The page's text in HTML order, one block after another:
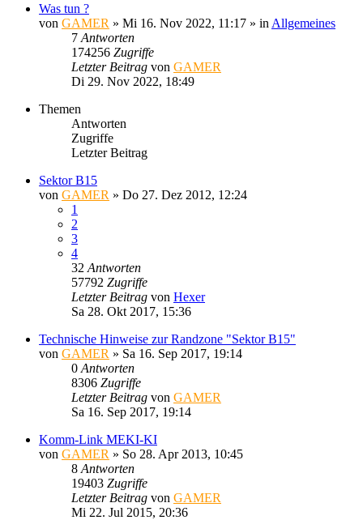
Was tun ?
von GAMER » Mi 16. Nov 2022, 11:17 » in Allgemeines
7 Antworten
174256 Zugriffe
Letzter Beitrag von GAMER
Di 29. Nov 2022, 18:49
Themen
Antworten
Zugriffe
Letzter Beitrag
Sektor B15
von GAMER » Do 27. Dez 2012, 12:24
1
2
3
4
32 Antworten
57792 Zugriffe
Letzter Beitrag von Hexer
Sa 28. Okt 2017, 15:36
Technische Hinweise zur Randzone "Sektor B15"
von GAMER » Sa 16. Sep 2017, 19:14
0 Antworten
8306 Zugriffe
Letzter Beitrag von GAMER
Sa 16. Sep 2017, 19:14
Komm-Link MEKI-KI
von GAMER » So 28. Apr 2013, 10:45
8 Antworten
19403 Zugriffe
Letzter Beitrag von GAMER
Mi 22. Jul 2015, 20:36